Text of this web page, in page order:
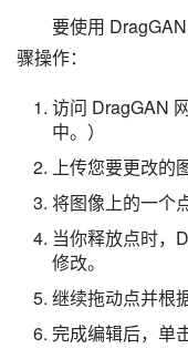
要使用
骤操作：
访问 DragGAN
中。）
上传您要更改的
将图像上的一个
当你释放点时，
修改。
继续拖动点并根
完成编辑后，单